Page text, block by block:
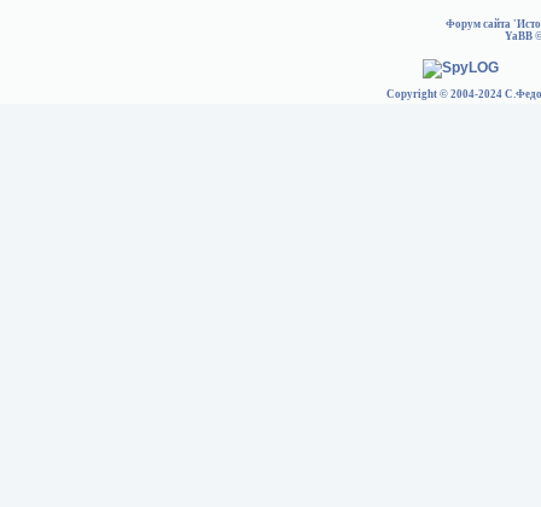
Форум сайта
YaBB
Copyright © 2004-2024